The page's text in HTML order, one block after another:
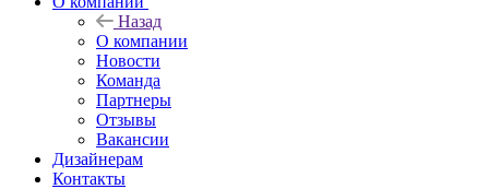
Назад
О компании
Новости
Команда
Партнеры
Отзывы
Вакансии
Дизайнерам
Контакты